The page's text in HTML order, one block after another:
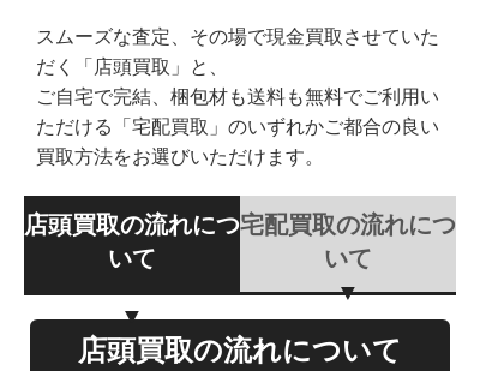
スムーズな査定、その場で現金買取させていた
だく「店頭買取」と、
ご自宅で完結、梱包材も送料も無料でご利用い
ただける「宅配買取」のいずれかご都合の良い
買取方法をお選びいただけます。
店頭買取の流れにつ
いて
宅配買取の流れにつ
いて
店頭買取の流れについて